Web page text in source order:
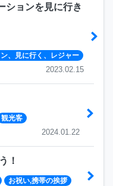
ションを見に行き
、見に行く、レジャー
2023.02.15
観光客
2024.01.22
！
お祝い,携帯の挨拶